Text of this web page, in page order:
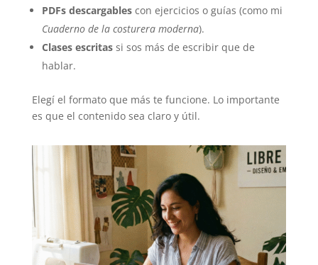
PDFs descargablescon ejercicios o guías (como mi
Cuaderno de la costurera moderna).
Clases escritassi sos más de escribir que de
hablar.
Elegí el formato que más te funcione. Lo importante
es que el contenido sea claro y útil.